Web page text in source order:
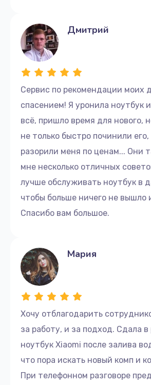
Сервис по рекомендации моих
спасением! Я уронила ноутбук
всё, пришло время для нового,
не только быстро починили
разорили меня по ценам... Они
мне несколько отличных
лучше обслуживать ноутбук в
чтобы больше ничего не вышло
Спасибо вам большое.
Дмитрий
Хочу отблагодарить
за работу, и за подход. Сдала
ноутбук Xiaomi после залива
что пора искать новый комп и
При телефонном разговоре
Мария